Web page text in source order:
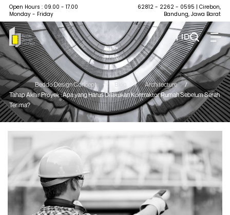
Open Hours : 09.00 - 17.00
Monday - Friday
62812 - 2262 - 0595 | Cirebon,
Bandung, Jawa Barat
| ID
Beddo Design Concept / Blog / Architecture
/
Tahap Akhir Proyek : Apa yang Harus Dilakukan Kontraktor Rumah Sebelum Serah
Terima?